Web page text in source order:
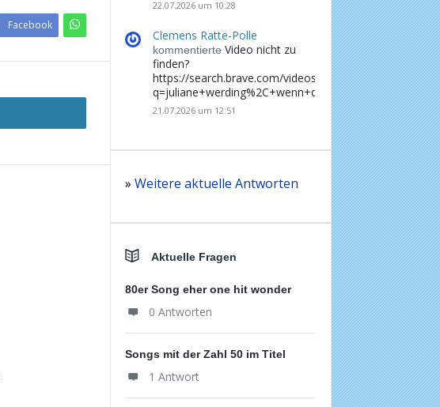
Facebook
22.07.2026 um 10:28
Clemens Ratte-Polle
kommentierte Video nicht zu
finden?
https://search.brave.com/videos?
21.07.2026 um 12:51
» Weitere aktuelle Antworten
Aktuelle Fragen
80er Song eher one hit wonder
0 Antworten
Songs mit der Zahl 50 im Titel
1 Antwort